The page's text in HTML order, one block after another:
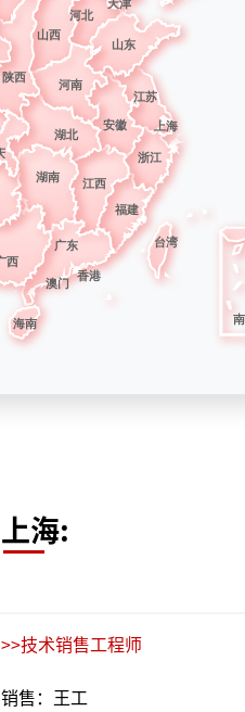
上海:
>>技术销售工程师
销售：王工